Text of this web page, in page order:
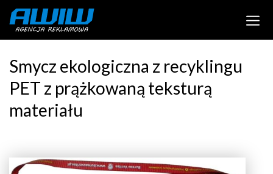
Smycz ekologiczna z recyklingu
PET z prążkowaną teksturą
materiału